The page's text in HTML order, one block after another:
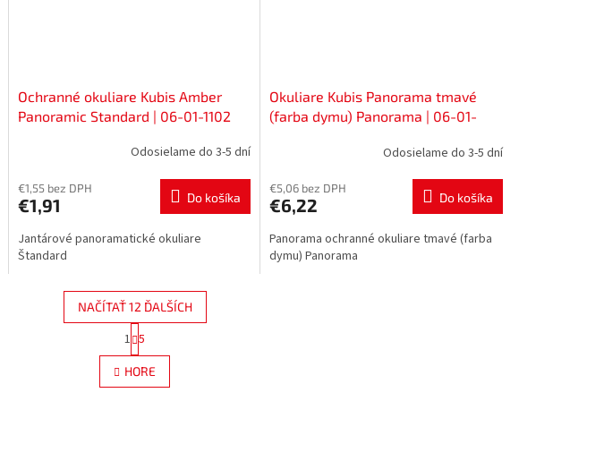
Ochranné okuliare Kubis Amber
Panoramic Standard | 06-01-1102
Odosielame do 3-5 dní
€1,55 bez DPH
€1,91 Do košíka
Jantárové panoramatické okuliare
Štandard
Okuliare Kubis Panorama tmavé
(farba dymu) Panorama | 06-01-
Odosielame do 3-5 dní
€5,06 bez DPH
€6,22 Do košíka
Panorama ochranné okuliare tmavé (farba
dymu) Panorama
O
v
l
NAČÍTAŤ 12 ĎALŠÍCH
t
r
á
n
1 5
HORE